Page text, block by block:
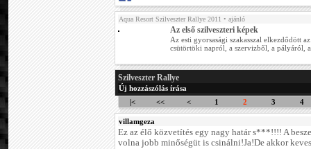
Aqua Resort Szilveszter Rallye 2011 • ajánló
Az első szilveszteri képek
Az esti gyorsasági szakasszal elkezdődött
csütörtöki napról, a szervizből, a pályáról,
Szilveszter Rallye
Új hozzászólás írása
|<
<< < 1 2 3 4
villamgeza
Ez az élő közvetítés egy nagy határ s***!!!! A
volna jobb minőségüt is csinálni!Ja!De akkor